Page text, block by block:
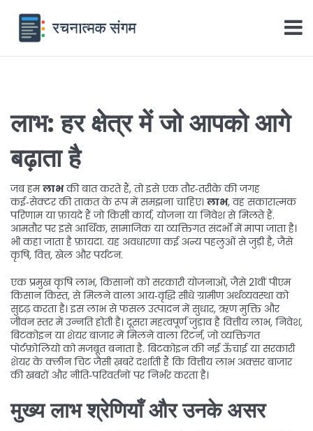
लाभ: हर क्षेत्र में जो आपको आगे
बढ़ाता है
जब हमलाभकी बात करते हैं, तो इसे एक तौर‑तरीके की जगह
कई‑सेक्टर की ताक़त के रूप में समझना चाहिए। लाभ,वह सकारात्मक
परिणाम या फ़ायदे हैं जो किसी कार्य, योजना या निवेश से मिलते हैं.
आमतौर पर इसे आर्थिक, सामाजिक या व्यक्तिगत संदर्भों में मापा जाता है।
भी कहा जाता हैफ़ायदा. यह अवधारणा कई अन्य पहलुओं से जुड़ी है, जैसे
कृषि, वित्त, खेल और पर्यटन.
एक प्रमुखकृषि लाभ, किसानों को सरकारी योजनाओं, जैसे 21वीं पीएम
किसान किस्त, से मिलने वाला आय‑वृद्धिसीधे ग्रामीण अर्थव्यवस्था को
सुदृढ़ करता है। इस लाभ से फसल उत्पादन में सुधार, ऋण मुक्ति और
जीवन स्तर में उन्नति होती है। दूसरा महत्वपूर्ण जुड़ाव है वित्तीय लाभ, निवेश,
बिटकोइन या शेयर बाजार में मिलने वाला रिटर्न, जो व्यक्तिगत
पोर्टफ़ोलियो को मजबूत बनाता है. बिटकोइन की नई ऊँचाई या सरकारी
शेयर के क्लीन चिट जैसी ख़बरें दर्शाती हैं कि वित्तीय लाभ अक्सर बाजार
की खबरों और नीति‑परिवर्तनों पर निर्भर करता है।
मुख्य लाभ श्रेणियाँ और उनके असर